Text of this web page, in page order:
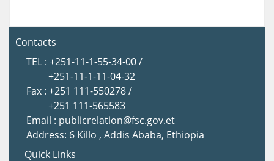
Contacts
TEL : +251-11-1-55-34-00 /
+251-11-1-11-04-32
Fax : +251 111-550278 /
+251 111-565583
Email : publicrelation@fsc.gov.et
Address: 6 Killo , Addis Ababa, Ethiopia
Quick Links